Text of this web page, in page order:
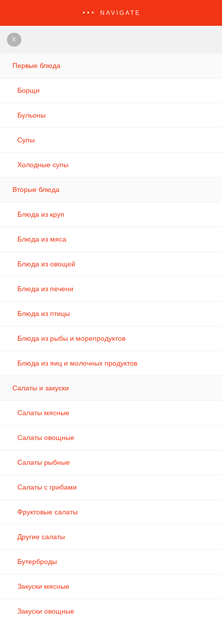
NAVIGATE
X
Первые блюда
Борщи
Бульоны
Супы
Холодные супы
Вторые блюда
Блюда из круп
Блюда из мяса
Блюда из овощей
Блюда из печени
Блюда из птицы
Блюда из рыбы и морепродуктов
Блюда из яиц и молочных продуктов
Салаты и закуски
Салаты мясные
Салаты овощные
Салаты рыбные
Салаты с грибами
Фруктовые салаты
Другие салаты
Бутерброды
Закуски мясные
Закуски овощные